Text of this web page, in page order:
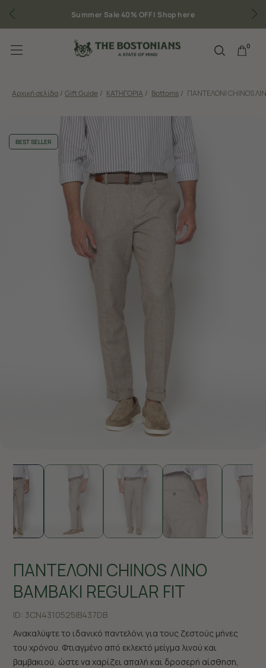
Summer Sale 40% OFF | Shop here
0
Αρχική σελίδα / Gift Guide / ΚΑΤΗΓΟΡΙΑ / Bottoms / ΠΑΝΤΕΛΟΝΙ CHINOS
BEST SELLER
ΠΑΝΤΕΛΟΝΙ CHINOS ΛΙΝΟ
ΒΑΜΒΑΚΙ REGULAR FIT
ID: 3CN4310525|B437DB
Ανακαλύψτε το ιδανικό παντελόνι για τους ζεστούς μήνες
του χρόνου. Φτιαγμένο από εκλεκτό μείγμα λινού και
βαμβακιού, ώστε να χαρίζει απαλή και δροσερή αίσθηση,